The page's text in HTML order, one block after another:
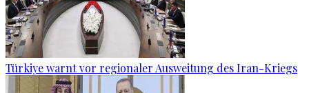
Türkiye warnt vor regionaler Ausweitung des Iran-Kriegs